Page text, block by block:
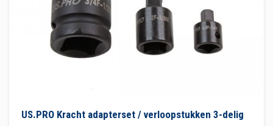
US.PRO Kracht adapterset / verloopstukken 3-delig